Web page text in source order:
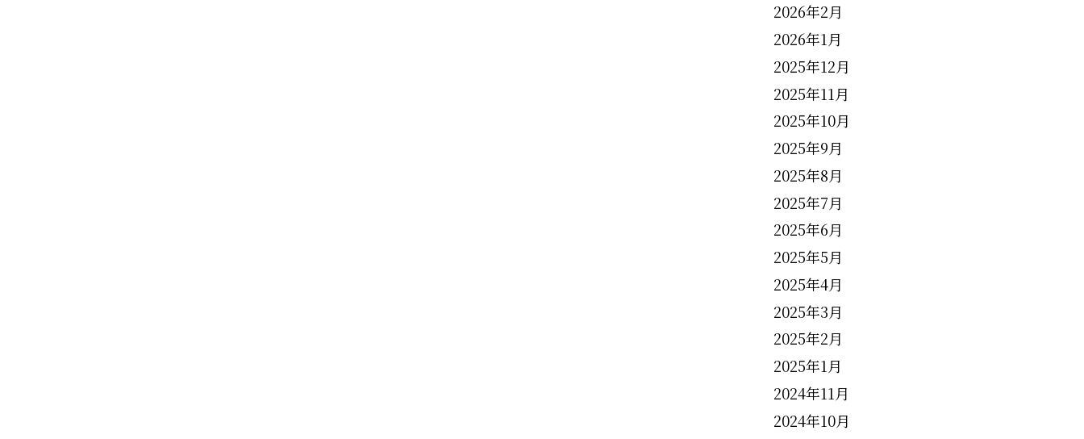
2026年2月
2026年1月
2025年12月
2025年11月
2025年10月
2025年9月
2025年8月
2025年7月
2025年6月
2025年5月
2025年4月
2025年3月
2025年2月
2025年1月
2024年11月
2024年10月